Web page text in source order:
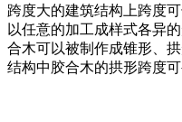
跨度大的建筑结构上跨度
以任意的加工成样式各异
合木可以被制作成锥形、
结构中胶合木的拱形跨度可